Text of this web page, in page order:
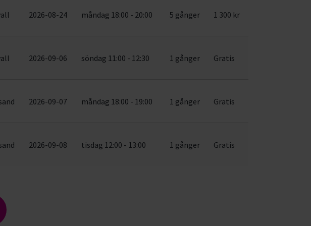
2026-08-24 måndag 18:00 - 20:00 5 gånger 1 300 kr
2026-09-06 söndag 11:00 - 12:30 1 gånger Gratis
2026-09-07 måndag 18:00 - 19:00 1 gånger Gratis
2026-09-08 tisdag 12:00 - 13:00 1 gånger Gratis